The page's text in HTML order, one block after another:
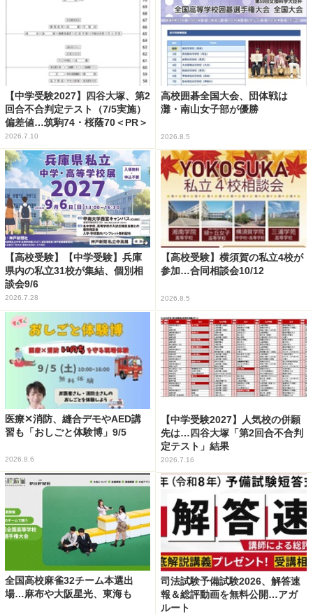
【中学受験2027】四谷大塚、第2
回合不合判定テスト（7/5実施）
偏差値…筑駒74・桜蔭70＜PR＞
2026.7.10
高校囲碁全国大会、団体戦は
灘・南山女子部が優勝
2026.8.5
【高校受験】【中学受験】兵庫
県内の私立31校が集結、個別相
談会9/6
2026.7.28
【高校受験】横須賀の私立4校が
参加…合同相談会10/12
2026.8.5
医療✕消防、縫合デモやAED講
習も「おしごと体験博」9/5
2026.8.6
【中学受験2027】人気校の併願
先は…四谷大塚「第2回合不合判
定テスト」結果
2026.7.16
全国高校麻雀32チーム本選出
場…麻布や大阪星光、東海も
司法試験予備試験2026、解答速
報＆総評動画を無料公開…アガ
ルート